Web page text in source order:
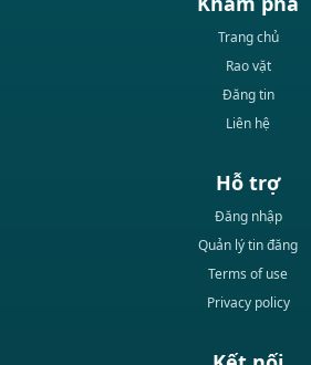
Trang chủ
Rao vặt
Đăng tin
Liên hệ
Hỗ trợ
Đăng nhập
Quản lý tin đăng
Terms of use
Privacy policy